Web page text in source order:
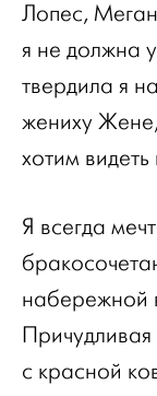
Лопес,
я не должна
твердила я
жениху
хотим
Я всегда
набережной
с красной